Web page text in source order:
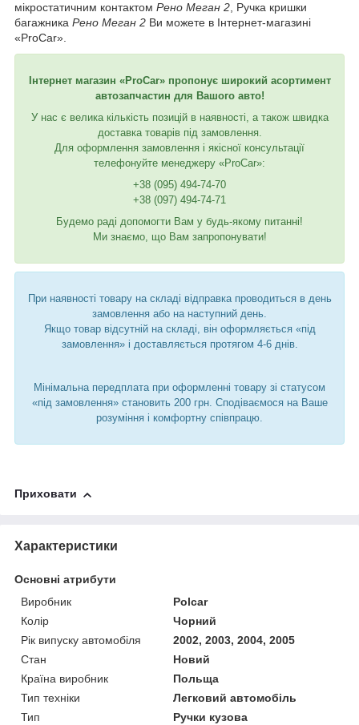
мікростатичним контактом Рено Меган 2 , Ручка кришки
багажника Рено Меган 2 Ви можете в Інтернет-магазині
«ProCar».
Інтернет магазин «ProCar» пропонує широкий асортимент
автозапчастин для Вашого авто!
У нас є велика кількість позицій в наявності, а також швидка
доставка товарів під замовлення.
Для оформлення замовлення і якісної консультації
телефонуйте менеджеру «ProCar»:
+38 (095) 494-74-70
+38 (097) 494-74-71
Будемо раді допомогти Вам у будь-якому питанні!
Ми знаємо, що Вам запропонувати!
При наявності товару на складі відправка проводиться в день
замовлення або на наступний день.
Якщо товар відсутній на складі, він оформляється «під
замовлення» і доставляється протягом 4-6 днів.
Мінімальна передплата при оформленні товару зі статусом
«під замовлення» становить 200 грн. Сподіваємося на Ваше
розуміння і комфортну співпрацю.
Приховати
Характеристики
Основні атрибути
Виробник
Polcar
Колір
Чорний
Рік випуску автомобіля
2002, 2003, 2004, 2005
Стан
Новий
Країна виробник
Польща
Тип техніки
Легковий автомобіль
Тип
Ручки кузова